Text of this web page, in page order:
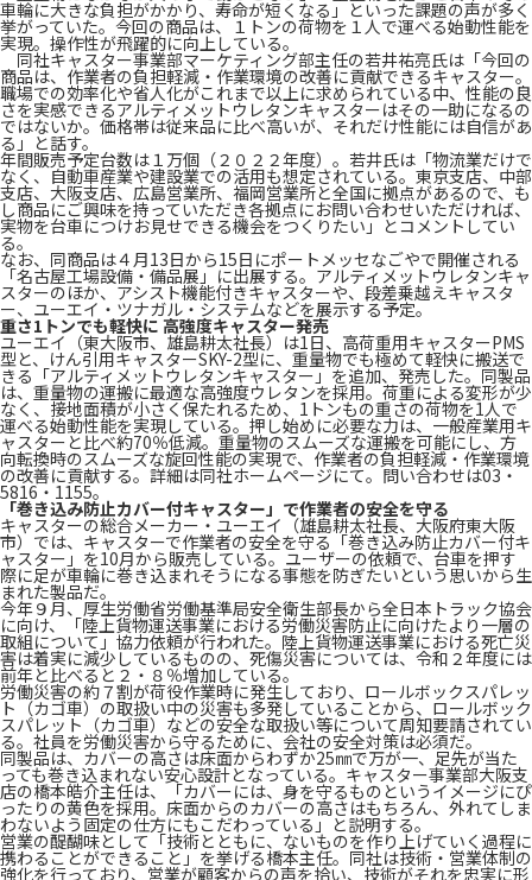
車輪に大きな負担がかかり、寿命が短くなる」といった課題の声が多く
挙がっていた。今回の商品は、１トンの荷物を１人で運べる始動性能を
実現。操作性が飛躍的に向上している。
同社キャスター事業部マーケティング部主任の若井祐亮氏は「今回の
商品は、作業者の負担軽減・作業環境の改善に貢献できるキャスター。
職場での効率化や省人化がこれまで以上に求められている中、性能の良
さを実感できるアルティメットウレタンキャスターはその一助になるの
ではないか。価格帯は従来品に比べ高いが、それだけ性能には自信があ
る」と話す。
年間販売予定台数は１万個（２０２２年度）。若井氏は「物流業だけで
なく、自動車産業や建設業での活用も想定されている。東京支店、中部
支店、大阪支店、広島営業所、福岡営業所と全国に拠点があるので、も
し商品にご興味を持っていただき各拠点にお問い合わせいただければ、
実物を台車につけお見せできる機会をつくりたい」とコメントしてい
る。
なお、同商品は４月13日から15日にポートメッセなごやで開催される
「名古屋工場設備・備品展」に出展する。アルティメットウレタンキャ
スターのほか、アシスト機能付きキャスターや、段差乗越えキャスタ
ー、ユーエイ・ツナガル・システムなどを展示する予定。
重さ1トンでも軽快に 高強度キャスター発売
ユーエイ（東大阪市、雄島耕太社長）は1日、高荷重用キャスターPMS
型と、けん引用キャスターSKY-2型に、重量物でも極めて軽快に搬送で
きる「アルティメットウレタンキャスター」を追加、発売した。同製品
は、重量物の運搬に最適な高強度ウレタンを採用。荷重による変形が少
なく、接地面積が小さく保たれるため、1トンもの重さの荷物を1人で
運べる始動性能を実現している。押し始めに必要な力は、一般産業用キ
ャスターと比べ約70％低減。重量物のスムーズな運搬を可能にし、方
向転換時のスムーズな旋回性能の実現で、作業者の負担軽減・作業環境
の改善に貢献する。詳細は同社ホームページにて。問い合わせは03・
5816・1155。
「巻き込み防止カバー付キャスター」で作業者の安全を守る
キャスターの総合メーカー・ユーエイ（雄島耕太社長、大阪府東大阪
市）では、キャスターで作業者の安全を守る「巻き込み防止カバー付キ
ャスター」を10月から販売している。ユーザーの依頼で、台車を押す
際に足が車輪に巻き込まれそうになる事態を防ぎたいという思いから生
まれた製品だ。
今年９月、厚生労働省労働基準局安全衛生部長から全日本トラック協会
に向け、「陸上貨物運送事業における労働災害防止に向けたより一層の
取組について」協力依頼が行われた。陸上貨物運送事業における死亡災
害は着実に減少しているものの、死傷災害については、令和２年度には
前年と比べると２・８％増加している。
労働災害の約７割が荷役作業時に発生しており、ロールボックスパレッ
ト（カゴ車）の取扱い中の災害も多発していることから、ロールボック
スパレット（カゴ車）などの安全な取扱い等について周知要請されてい
る。社員を労働災害から守るために、会社の安全対策は必須だ。
同製品は、カバーの高さは床面からわずか25㎜で万が一、足先が当た
っても巻き込まれない安心設計となっている。キャスター事業部大阪支
店の橋本皓介主任は、「カバーには、身を守るものというイメージにぴ
ったりの黄色を採用。床面からのカバーの高さはもちろん、外れてしま
わないよう固定の仕方にもこだわっている」と説明する。
営業の醍醐味として「技術とともに、ないものを作り上げていく過程に
携わることができること」を挙げる橋本主任。同社は技術・営業体制の
強化を行っており、営業が顧客からの声を拾い、技術がそれを忠実に形